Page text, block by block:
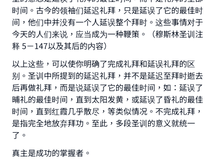
时间。古今的领袖们延迟礼拜，只是延误了它的最佳时
间，他们中并没有一个人延误整个拜时。这些事情对于
今天的人们来说，应当成为一种鞭策。（穆斯林圣训注
释 5－147以及其后的内容）
以上这些，可以使你明确了完成礼拜和延误礼拜的区
别。圣训中所提到的延迟礼拜，并不是延迟至拜时逝去
后再做礼拜，而是说延误了它的最佳时间，如：延误了
晡礼的最佳时间，直到太阳发黄，或延误了昏礼的最佳
时间，直到红霞几乎散尽，等类似情况。不完成礼拜，
是指完全地放弃拜功。至此，多段圣训的意义就统一
了。
真主是成功的掌握者。